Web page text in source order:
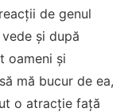
de genul
vede și după
oameni și
mă bucur de ea,
o atracție față